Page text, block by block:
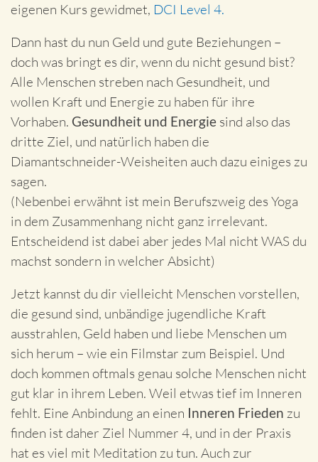
eigenen Kurs gewidmet, DCI Level 4.
Dann hast du nun Geld und gute Beziehungen –
doch was bringt es dir, wenn du nicht gesund bist?
Alle Menschen streben nach Gesundheit, und
wollen Kraft und Energie zu haben für ihre
Vorhaben. Gesundheit und Energie sind also das
dritte Ziel, und natürlich haben die
Diamantschneider-Weisheiten auch dazu einiges zu
sagen.
(Nebenbei erwähnt ist mein Berufszweig des Yoga
in dem Zusammenhang nicht ganz irrelevant.
Entscheidend ist dabei aber jedes Mal nicht WAS du
machst sondern in welcher Absicht)
Jetzt kannst du dir vielleicht Menschen vorstellen,
die gesund sind, unbändige jugendliche Kraft
ausstrahlen, Geld haben und liebe Menschen um
sich herum – wie ein Filmstar zum Beispiel. Und
doch kommen oftmals genau solche Menschen nicht
gut klar in ihrem Leben. Weil etwas tief im Inneren
fehlt. Eine Anbindung an einen Inneren Frieden zu
finden ist daher Ziel Nummer 4, und in der Praxis
hat es viel mit Meditation zu tun. Auch zur